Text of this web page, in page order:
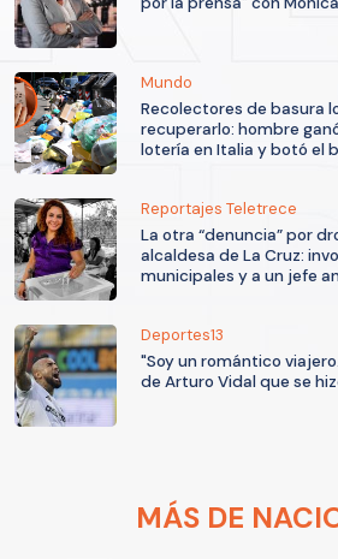
Mundo
Recolectores de basura
recuperarlo: hombre
lotería en Italia y botó el
Reportajes Teletrece
La otra “denuncia” por
alcaldesa de La Cruz:
municipales y a un jefe
Deportes13
"Soy un romántico
de Arturo Vidal que se
MÁS DE